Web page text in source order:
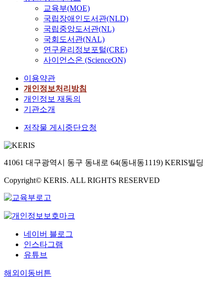
교육부(MOE)
국립장애인도서관(NLD)
국립중앙도서관(NL)
국회도서관(NAL)
연구윤리정보포털(CRE)
사이언스온 (ScienceON)
이용약관
개인정보처리방침
개인정보 재동의
기관소개
저작물 게시중단요청
41061 대구광역시 동구 동내로 64(동내동1119) KERIS빌딩
Copyright© KERIS. ALL RIGHTS RESERVED
네이버 블로그
인스타그램
유튜브
해외이동버튼